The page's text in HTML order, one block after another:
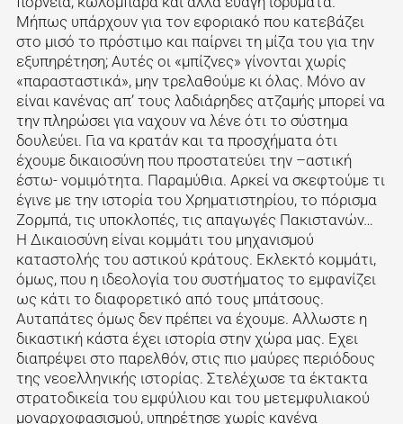
Μήπως υπάρχουν για τον εφοριακό που κατεβάζει
στο μισό το πρόστιμο και παίρνει τη μίζα του για την
εξυπηρέτηση; Αυτές οι «μπίζνες» γίνονται χωρίς
«παρασταστικά», μην τρελαθούμε κι όλας. Μόνο αν
είναι κανένας απ’ τους λαδιάρηδες ατζαμής μπορεί να
την πληρώσει για ναχουν να λένε ότι το σύστημα
δουλεύει. Για να κρατάν και τα προσχήματα ότι
έχουμε δικαιοσύνη που προστατεύει την –αστική
έστω- νομιμότητα. Παραμύθια. Αρκεί να σκεφτούμε τι
έγινε με την ιστορία του Χρηματιστηρίου, το πόρισμα
Ζορμπά, τις υποκλοπές, τις απαγωγές Πακιστανών…
Η Δικαιοσύνη είναι κομμάτι του μηχανισμού
καταστολής του αστικού κράτους. Εκλεκτό κομμάτι,
όμως, που η ιδεολογία του συστήματος το εμφανίζει
ως κάτι το διαφορετικό από τους μπάτσους.
Αυταπάτες όμως δεν πρέπει να έχουμε. Αλλωστε η
δικαστική κάστα έχει ιστορία στην χώρα μας. Εχει
διαπρέψει στο παρελθόν, στις πιο μαύρες περιόδους
της νεοελληνικής ιστορίας. Στελέχωσε τα έκτακτα
στρατοδικεία του εμφύλιου και του μετεμφυλιακού
μοναρχοφασισμού, υπηρέτησε χωρίς κανένα